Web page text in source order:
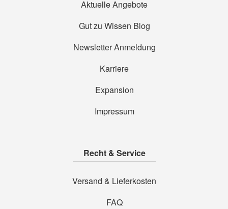
Aktuelle Angebote
Gut zu Wissen Blog
Newsletter Anmeldung
Karriere
Expansion
Impressum
Recht & Service
Versand & Lieferkosten
FAQ